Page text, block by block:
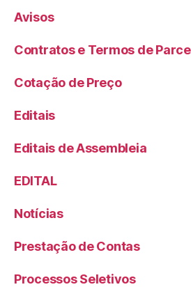
Avisos
Contratos e Termos de
Cotação de Preço
Editais
Editais de Assembleia
EDITAL
Notícias
Prestação de Contas
Processos Seletivos